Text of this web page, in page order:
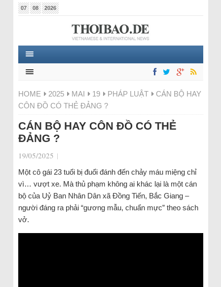
07 08 2026
HOME 2025 MAI 19 PHÁP LUẬT
CÁN BỘ HAY
CÔN ĐỒ CÓ THẺ ĐẢNG ?
CÁN BỘ HAY CÔN ĐỒ CÓ THẺ
ĐẢNG ?
19/05/2025 |
Một cô gái 23 tuổi bị đuổi đánh đến chảy máu miệng chỉ
vì… vượt xe. Mà thủ phạm không ai khác lại là một cán
bộ của Uỷ Ban Nhân Dân xã Đồng Tiến, Bắc Giang –
người đáng ra phải “gương mẫu, chuẩn mực” theo sách
vở.